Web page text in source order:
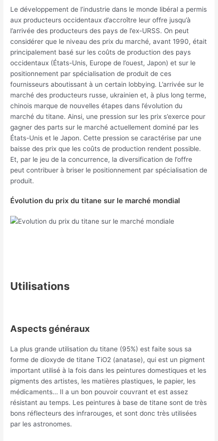
Le développement de l’industrie dans le monde libéral a permis
aux producteurs occidentaux d’accroître leur offre jusqu’à
l’arrivée des producteurs des pays de l’ex-URSS. On peut
considérer que le niveau des prix du marché, avant 1990, était
principalement basé sur les coûts de production des pays
occidentaux (États-Unis, Europe de l’ouest, Japon) et sur le
positionnement par spécialisation de produit de ces
fournisseurs aboutissant à un certain lobbying. L’arrivée sur le
marché des producteurs russe, ukrainien et, à plus long terme,
chinois marque de nouvelles étapes dans l’évolution du
marché du titane. Ainsi, une pression sur les prix s’exerce pour
gagner des parts sur le marché actuellement dominé par les
États-Unis et le Japon. Cette pression se caractérise par une
baisse des prix que les coûts de production rendent possible.
Et, par le jeu de la concurrence, la diversification de l’offre
peut contribuer à briser le positionnement par spécialisation de
produit.
Évolution du prix du titane sur le marché mondial
Utilisations
Aspects généraux
La plus grande utilisation du titane (95%) est faite sous sa
forme de dioxyde de titane TiO2 (anatase), qui est un pigment
important utilisé à la fois dans les peintures domestiques et les
pigments des artistes, les matières plastiques, le papier, les
médicaments… Il a un bon pouvoir couvrant et est assez
résistant au temps. Les peintures à base de titane sont de très
bons réflecteurs des infrarouges, et sont donc très utilisées
par les astronomes.